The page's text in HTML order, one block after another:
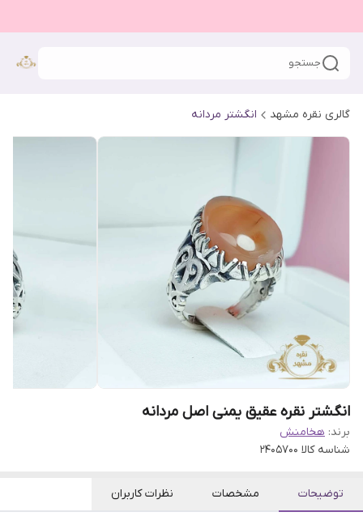
جستجو
گالری نقره مشهد انگشتر مردانه
انگشتر نقره عقیق یمنی اصل مردانه
برند: هخامنش
شناسه کالا 2405700
توضیحات مشخصات نظرات کاربران